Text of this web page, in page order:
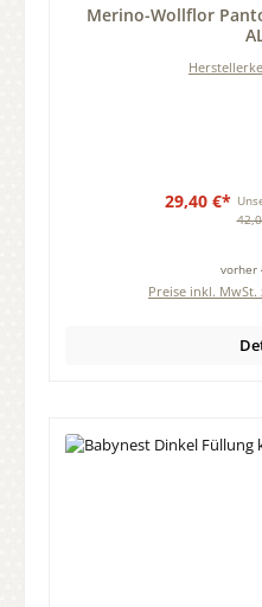
Merino-Wollflor
29,40 €*
vorher
Preise inkl. MwSt.